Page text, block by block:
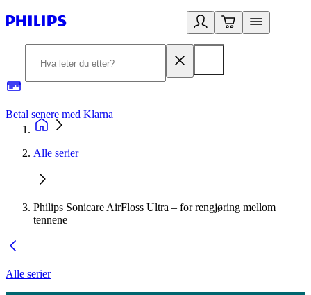
Betal senere med Klarna
Alle serier
Philips Sonicare AirFloss Ultra – for rengjøring mellom
tennene
Alle serier